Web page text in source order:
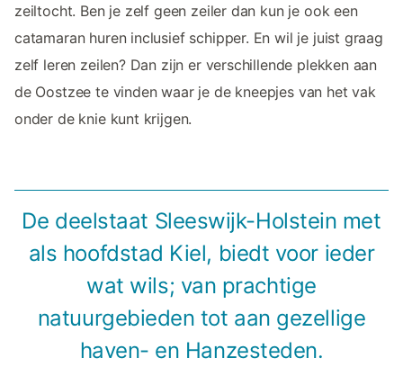
zeiltocht. Ben je zelf geen zeiler dan kun je ook een
catamaran huren inclusief schipper. En wil je juist graag
zelf leren zeilen? Dan zijn er verschillende plekken aan
de Oostzee te vinden waar je de kneepjes van het vak
onder de knie kunt krijgen.
De deelstaat Sleeswijk-Holstein met
als hoofdstad Kiel, biedt voor ieder
wat wils; van prachtige
natuurgebieden tot aan gezellige
haven- en Hanzesteden.